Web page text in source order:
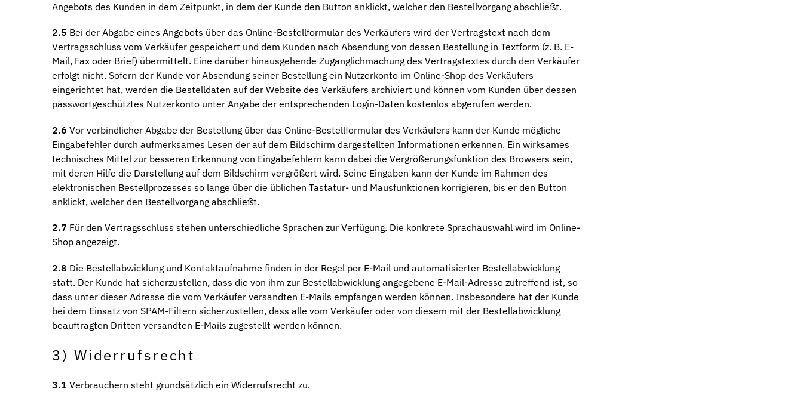
Angebots des Kunden in dem Zeitpunkt, in dem der Kunde den Button anklickt, welcher den Bestellvorgang abschließt.
2.5 Bei der Abgabe eines Angebots über das Online-Bestellformular des Verkäufers wird der Vertragstext nach dem
Vertragsschluss vom Verkäufer gespeichert und dem Kunden nach Absendung von dessen Bestellung in Textform (z. B. E-
Mail, Fax oder Brief) übermittelt. Eine darüber hinausgehende Zugänglichmachung des Vertragstextes durch den Verkäufer
erfolgt nicht. Sofern der Kunde vor Absendung seiner Bestellung ein Nutzerkonto im Online-Shop des Verkäufers
eingerichtet hat, werden die Bestelldaten auf der Website des Verkäufers archiviert und können vom Kunden über dessen
passwortgeschütztes Nutzerkonto unter Angabe der entsprechenden Login-Daten kostenlos abgerufen werden.
2.6 Vor verbindlicher Abgabe der Bestellung über das Online-Bestellformular des Verkäufers kann der Kunde mögliche
Eingabefehler durch aufmerksames Lesen der auf dem Bildschirm dargestellten Informationen erkennen. Ein wirksames
technisches Mittel zur besseren Erkennung von Eingabefehlern kann dabei die Vergrößerungsfunktion des Browsers sein,
mit deren Hilfe die Darstellung auf dem Bildschirm vergrößert wird. Seine Eingaben kann der Kunde im Rahmen des
elektronischen Bestellprozesses so lange über die üblichen Tastatur- und Mausfunktionen korrigieren, bis er den Button
anklickt, welcher den Bestellvorgang abschließt.
2.7 Für den Vertragsschluss stehen unterschiedliche Sprachen zur Verfügung. Die konkrete Sprachauswahl wird im Online-
Shop angezeigt.
2.8 Die Bestellabwicklung und Kontaktaufnahme finden in der Regel per E-Mail und automatisierter Bestellabwicklung
statt. Der Kunde hat sicherzustellen, dass die von ihm zur Bestellabwicklung angegebene E-Mail-Adresse zutreffend ist, so
dass unter dieser Adresse die vom Verkäufer versandten E-Mails empfangen werden können. Insbesondere hat der Kunde
bei dem Einsatz von SPAM-Filtern sicherzustellen, dass alle vom Verkäufer oder von diesem mit der Bestellabwicklung
beauftragten Dritten versandten E-Mails zugestellt werden können.
3) Widerrufsrecht
3.1 Verbrauchern steht grundsätzlich ein Widerrufsrecht zu.